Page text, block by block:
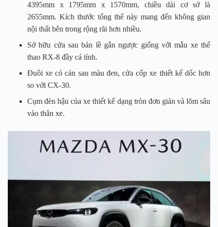
4395mm x 1795mm x 1570mm, chiều dài cơ sở là
2655mm. Kích thước tổng thể này mang đến không gian
nội thất bên trong rộng rãi hơn nhiều.
Sở hữu cửa sau bản lề gắn ngược giống với mẫu xe thể
thao RX-8 đầy cá tính.
Đuôi xe có cản sau màu đen, cửa cốp xe thiết kế dốc hơn
so với CX-30.
Cụm đèn hậu của xe thiết kế dạng tròn đơn giản và lõm sâu
vào thân xe.